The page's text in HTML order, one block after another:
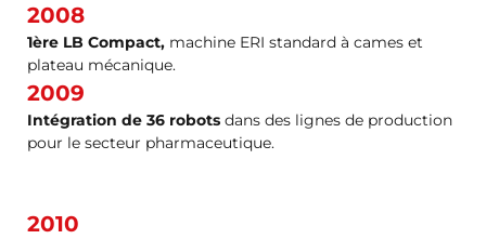
2008
1ère LB Compact, machine ERI standard à cames et
plateau mécanique.
2009
Intégration de 36 robots dans des lignes de production
pour le secteur pharmaceutique.
2010